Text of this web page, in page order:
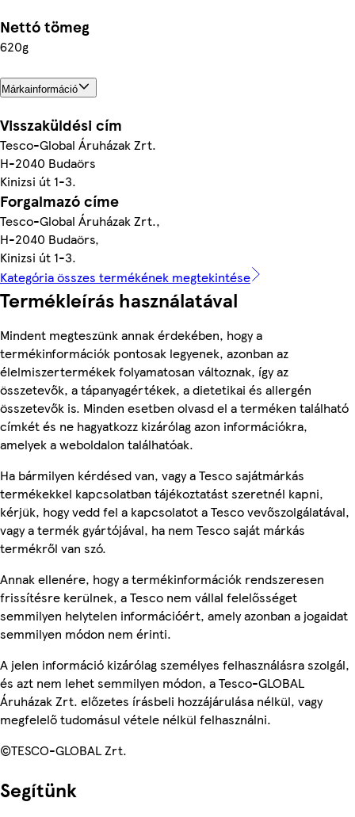
Nettó tömeg
620g
Márkainformáció
Visszaküldési cím
Tesco-Global Áruházak Zrt.
H-2040 Budaörs
Kinizsi út 1-3.
Forgalmazó címe
Tesco-Global Áruházak Zrt.,
H-2040 Budaörs,
Kinizsi út 1-3.
Kategória összes termékének megtekintése
Termékleírás használatával
Mindent megteszünk annak érdekében, hogy a
termékinformációk pontosak legyenek, azonban az
élelmiszertermékek folyamatosan változnak, így az
összetevők, a tápanyagértékek, a dietetikai és allergén
összetevők is. Minden esetben olvasd el a terméken található
címkét és ne hagyatkozz kizárólag azon információkra,
amelyek a weboldalon találhatóak.
Ha bármilyen kérdésed van, vagy a Tesco sajátmárkás
termékekkel kapcsolatban tájékoztatást szeretnél kapni,
kérjük, hogy vedd fel a kapcsolatot a Tesco vevőszolgálatával,
vagy a termék gyártójával, ha nem Tesco saját márkás
termékről van szó.
Annak ellenére, hogy a termékinformációk rendszeresen
frissítésre kerülnek, a Tesco nem vállal felelősséget
semmilyen helytelen információért, amely azonban a jogaidat
semmilyen módon nem érinti.
A jelen információ kizárólag személyes felhasználásra szolgál,
és azt nem lehet semmilyen módon, a Tesco-GLOBAL
Áruházak Zrt. előzetes írásbeli hozzájárulása nélkül, vagy
megfelelő tudomásul vétele nélkül felhasználni.
©TESCO-GLOBAL Zrt.
Segítünk